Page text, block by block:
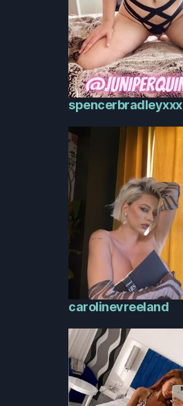
spencerbradleyxxx
carolinevreeland